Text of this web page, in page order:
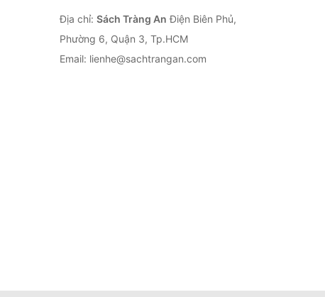
Địa chỉ: Sách Tràng An Điện Biên Phủ,
Phường 6, Quận 3, Tp.HCM
Email: lienhe@sachtrangan.com